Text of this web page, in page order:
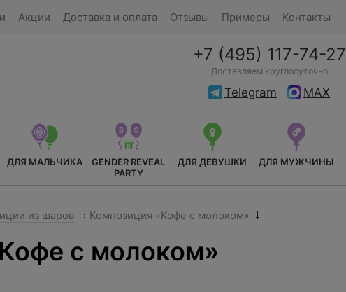
Акции Доставка и оплата Отзывы Примеры Контакты
+7 (495) 117-74-27
Доставляем круглосуточно
Telegram MAX
ДЛЯ МАЛЬЧИКА
GENDER REVEAL
PARTY
ДЛЯ ДЕВУШКИ ДЛЯ МУЖЧИНЫ
из шаров Композиция «Кофе с молоком»
с молоком»